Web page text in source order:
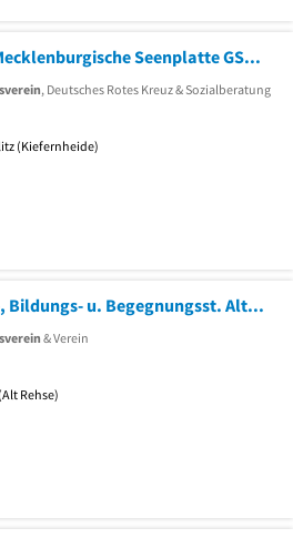
DRK Kreisverband Mecklenburgische Seenplatte GSt. Hilfsorganisation
, Deutsches Rotes Kreuz & Sozialberatung
(Kiefernheide)
Verein Erinnerungs-, Bildungs- u. Begegnungsst. Alt Rehse e.V.
& Verein
(Alt Rehse)